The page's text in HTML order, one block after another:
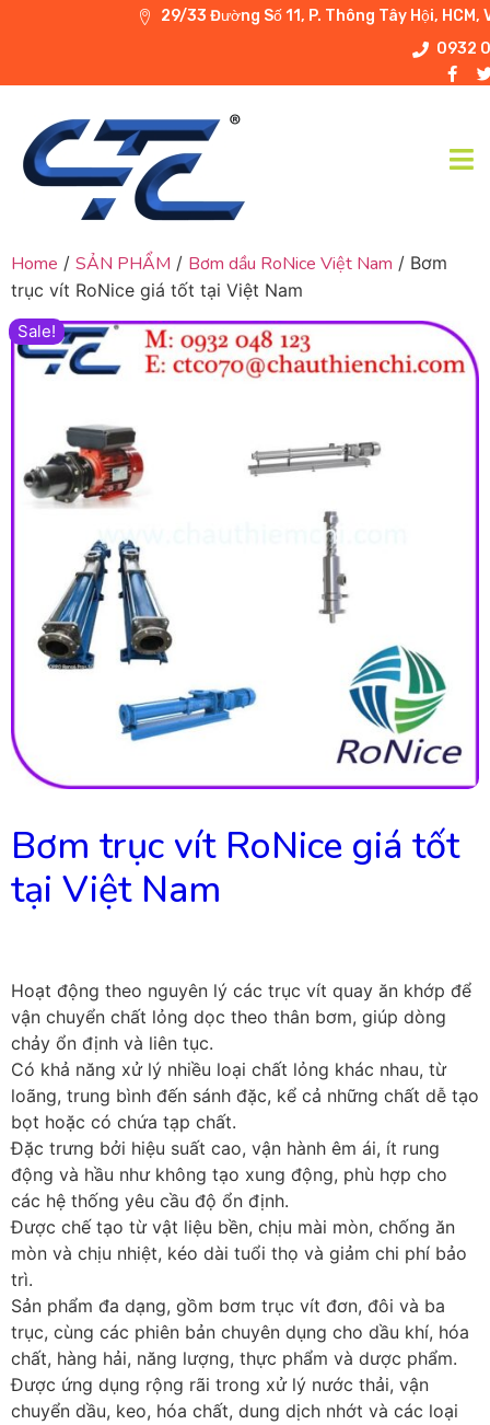
29/33 Đường Số 11, P. Thông Tây Hội, HCM,
0932
Home / SẢN PHẨM / Bơm dầu RoNice Việt Nam / Bơm
trục vít RoNice giá tốt tại Việt Nam
Sale!
Bơm trục vít RoNice giá tốt
tại Việt Nam
Hoạt động theo nguyên lý các trục vít quay ăn khớp để
vận chuyển chất lỏng dọc theo thân bơm, giúp dòng
chảy ổn định và liên tục.
Có khả năng xử lý nhiều loại chất lỏng khác nhau, từ
loãng, trung bình đến sánh đặc, kể cả những chất dễ tạo
bọt hoặc có chứa tạp chất.
Đặc trưng bởi hiệu suất cao, vận hành êm ái, ít rung
động và hầu như không tạo xung động, phù hợp cho
các hệ thống yêu cầu độ ổn định.
Được chế tạo từ vật liệu bền, chịu mài mòn, chống ăn
mòn và chịu nhiệt, kéo dài tuổi thọ và giảm chi phí bảo
trì.
Sản phẩm đa dạng, gồm bơm trục vít đơn, đôi và ba
trục, cùng các phiên bản chuyên dụng cho dầu khí, hóa
chất, hàng hải, năng lượng, thực phẩm và dược phẩm.
Được ứng dụng rộng rãi trong xử lý nước thải, vận
chuyển dầu, keo, hóa chất, dung dịch nhớt và các loại